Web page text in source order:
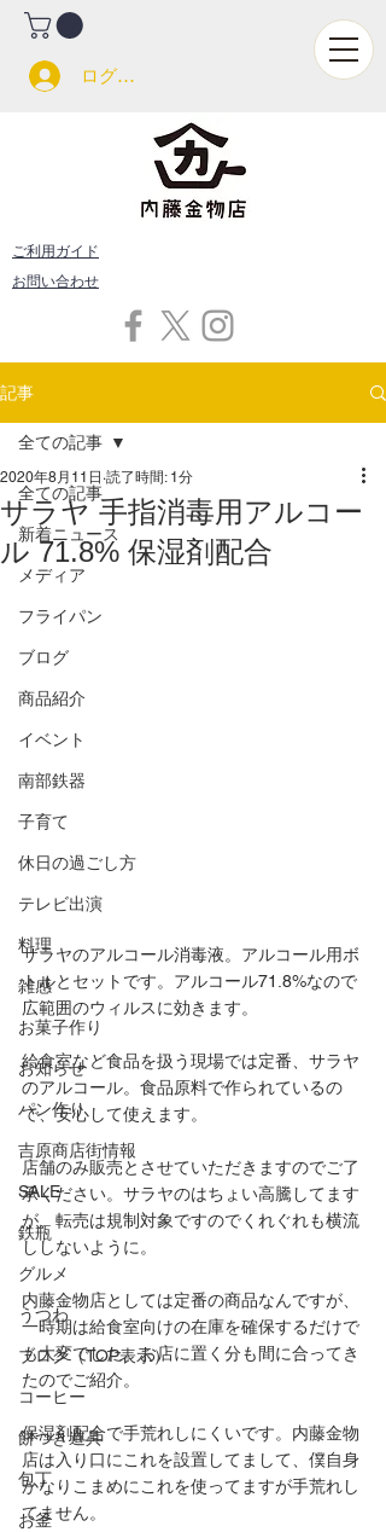
ログイン
ご利用ガイド
お問い合わせ
記事
全ての記事
新着ニュース
メディア
フライパン
ブログ
商品紹介
イベント
南部鉄器
子育て
休日の過ごし方
テレビ出演
料理
雑感
お菓子作り
お知らせ
パン作り
吉原商店街情報
SALE
鉄瓶
グルメ
うつわ
ブログ（TOP表示）
コーヒー
餅つき道具
包丁
お釜
全ての記事
サラヤ 手指消毒用アルコー
ル 71.8% 保湿剤配合
2020年8月11日 読了時間: 1分
サラヤのアルコール消毒液。アルコール用ボ
トルとセットです。アルコール71.8%なので
広範囲のウィルスに効きます。
給食室など食品を扱う現場では定番、サラヤ
のアルコール。食品原料で作られているの
で、安心して使えます。
店舗のみ販売とさせていただきますのでご了
承ください。サラヤのはちょい高騰してます
が、転売は規制対象ですのでくれぐれも横流
ししないように。
内藤金物店としては定番の商品なんですが、
一時期は給食室向けの在庫を確保するだけで
も大変でした。お店に置く分も間に合ってき
たのでご紹介。
保湿剤配合で手荒れしにくいです。内藤金物
店は入り口にこれを設置してまして、僕自身
かなりこまめにこれを使ってますが手荒れし
てません。